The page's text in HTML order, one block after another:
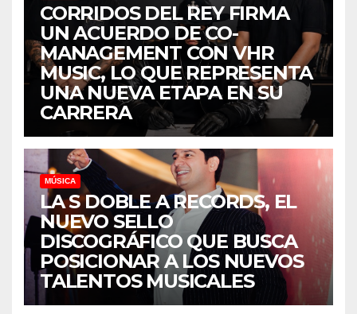
CORRIDOS DEL REY FIRMA
UN ACUERDO DE CO-
MANAGEMENT CON VHR
MUSIC, LO QUE REPRESENTA
UNA NUEVA ETAPA EN SU
CARRERA
MÚSICA
LA S DOBLE A RECORDS, EL
NUEVO SELLO
DISCOGRÁFICO QUE BUSCA
POSICIONAR A LOS NUEVOS
TALENTOS MUSICALES